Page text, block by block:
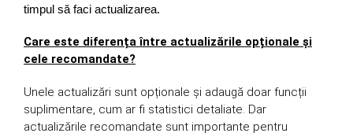
timpul să faci actualizarea.
Care este diferența între actualizările opționale și
cele recomandate?
Unele actualizări sunt opționale și adaugă doar funcții
suplimentare, cum ar fi statistici detaliate. Dar
actualizările recomandate sunt importante pentru